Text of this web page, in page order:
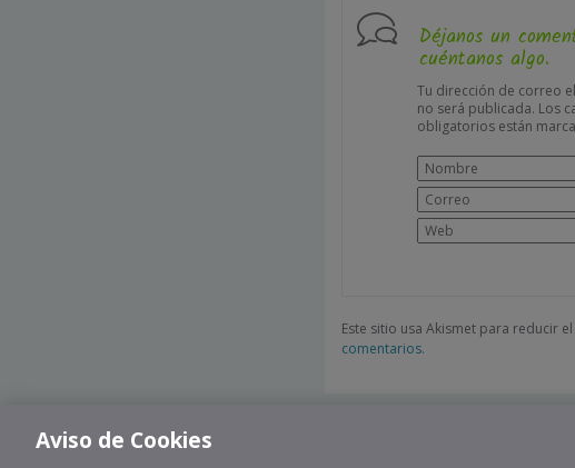
Déjanos un
cuéntanos algo.
Tu dirección de correo
no será publicada. Los
obligatorios están
Este sitio usa Akismet para reducir
comentarios.
Aviso de Cookies